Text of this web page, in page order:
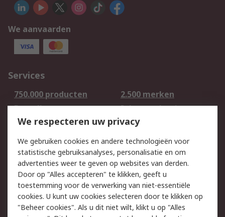
We aanvaarden
Services
750.000 producten
2.500 merken
Bestellen
Inkoopoplossingen
Retouren
Technisch advies
Track & Trace
Wettelijk
Cookiebeleid
Email veiligheid
Privacybeleid -
Bijgewerkt
Websitevoorwaarden
We respecteren uw privacy
We gebruiken cookies en andere technologieën voor
statistische gebruiksanalyses, personalisatie en om
advertenties weer te geven op websites van derden.
Door op "Alles accepteren" te klikken, geeft u
toestemming voor de verwerking van niet-essentiële
cookies. U kunt uw cookies selecteren door te klikken op
"Beheer cookies". Als u dit niet wilt, klikt u op "Alles